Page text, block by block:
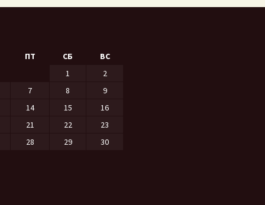
ПТ СБ
ВС
1
2
7
8
9
14
15
16
21
22
23
28
29 30